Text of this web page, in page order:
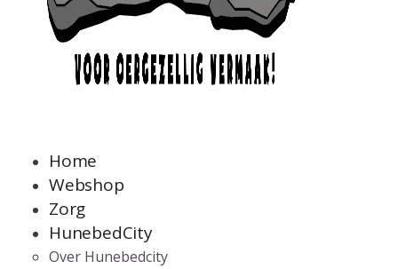
Home
Webshop
Zorg
HunebedCity
Over Hunebedcity